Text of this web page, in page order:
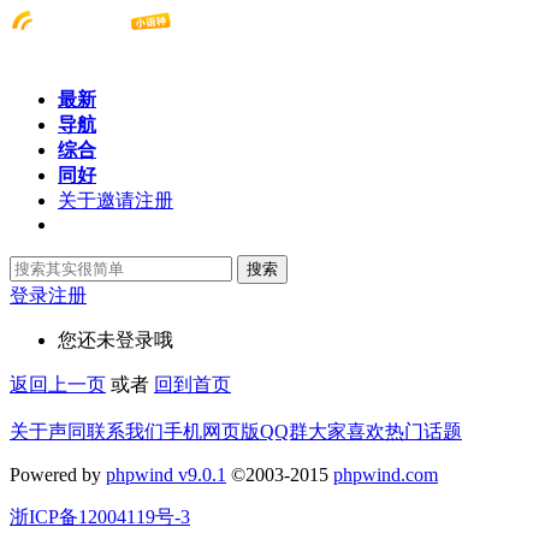
最新
导航
综合
同好
关于邀请注册
搜索
登录注册
您还未登录哦
返回上一页 或者 回到首页
关于声同联系我们手机网页版QQ群大家喜欢热门话题
Powered by phpwind v9.0.1 ©2003-2015 phpwind.com
浙ICP备12004119号-3